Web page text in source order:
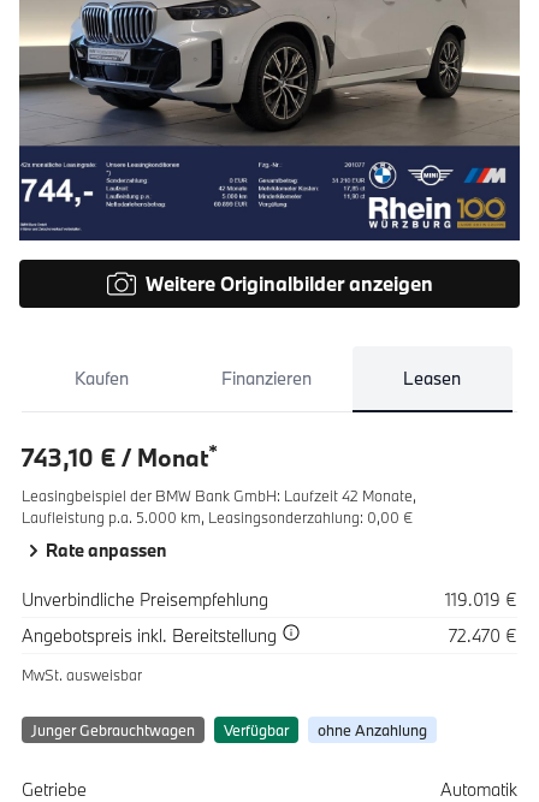
Weitere Originalbilder anzeigen
Kaufen Finanzieren Leasen
743,10 € / Monat*
Leasingbeispiel der BMW Bank GmbH: Laufzeit 42 Monate,
Laufleistung p.a. 5.000 km, Leasingsonderzahlung: 0,00 €
Rate anpassen
SpezifikationWert
Unverbindliche Preisempfehlung
119.019 €
Spezifikation Wert
Angebotspreis inkl. Bereitstellung 72.470 €
MwSt. ausweisbar
Junger Gebrauchtwagen Verfügbar ohne Anzahlung
Spezifikation
Getriebe
Automatik